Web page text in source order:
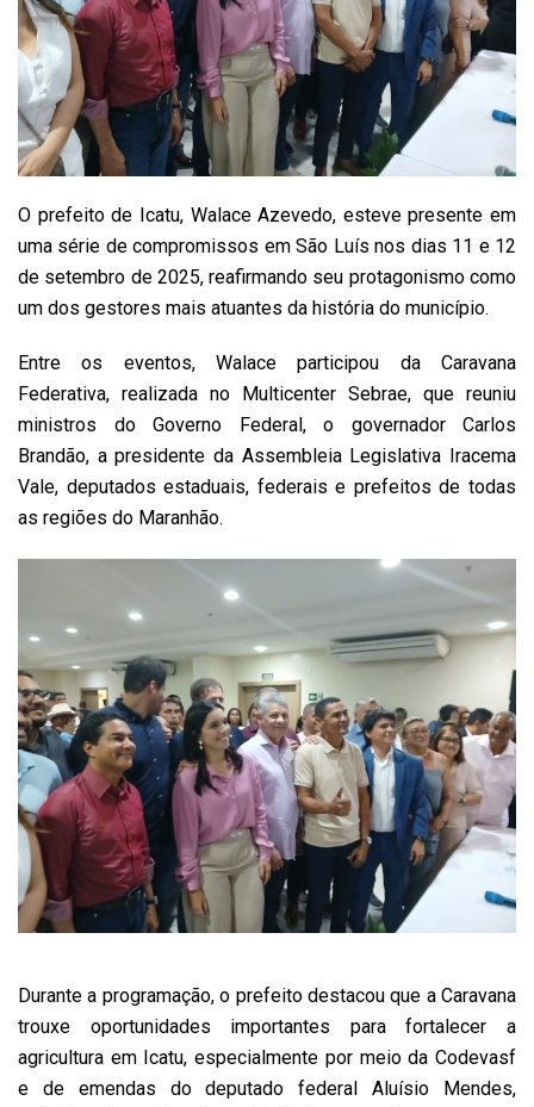
O prefeito de Icatu, Walace Azevedo, esteve presente em
uma série de compromissos em São Luís nos dias 11 e 12
de setembro de 2025, reafirmando seu protagonismo como
um dos gestores mais atuantes da história do município.
Entre os eventos, Walace participou da Caravana
Federativa, realizada no Multicenter Sebrae, que reuniu
ministros do Governo Federal, o governador Carlos
Brandão, a presidente da Assembleia Legislativa Iracema
Vale, deputados estaduais, federais e prefeitos de todas
as regiões do Maranhão.
Durante a programação, o prefeito destacou que a Caravana
trouxe oportunidades importantes para fortalecer a
agricultura em Icatu, especialmente por meio da Codevasf
e de emendas do deputado federal Aluísio Mendes,